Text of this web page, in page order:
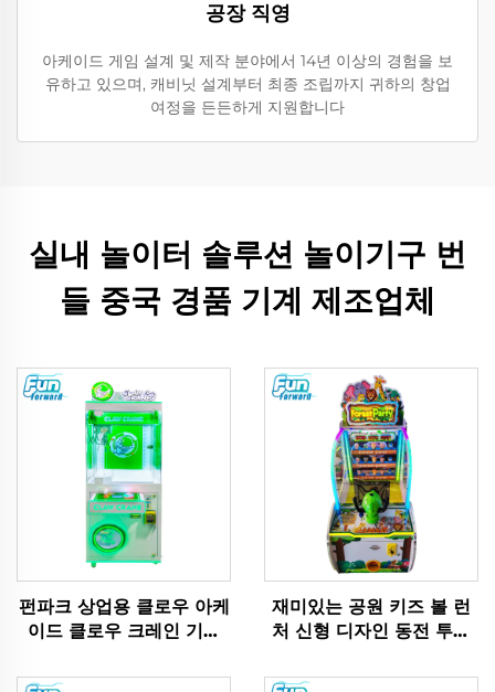
공장 직영
아케이드 게임 설계 및 제작 분야에서 14년 이상의 경험을 보
유하고 있으며, 캐비닛 설계부터 최종 조립까지 귀하의 창업
여정을 든든하게 지원합니다
실내 놀이터 솔루션 놀이기구 번
들 중국 경품 기계 제조업체
펀파크 상업용 클로우 아케
이드 클로우 크레인 기계
투입식 게임
재미있는 공원 키즈 볼 런
처 신형 디자인 동전 투입
기계 어린이용 플라스틱 볼